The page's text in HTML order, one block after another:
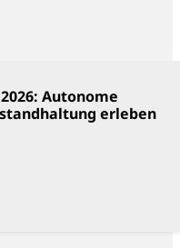
Autonome
erleben